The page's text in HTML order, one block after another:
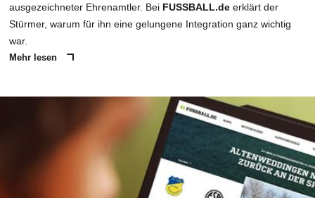
ausgezeichneter Ehrenamtler. Bei FUSSBALL.de erklärt der
Stürmer, warum für ihn eine gelungene Integration ganz wichtig
war.
Mehr lesen